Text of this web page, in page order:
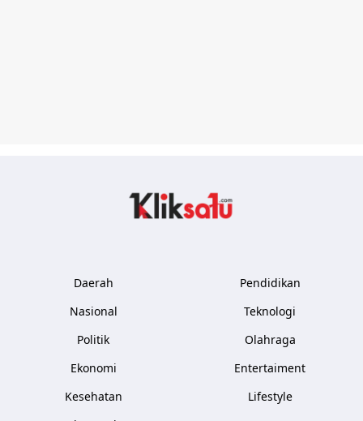
Daerah
Nasional
Politik
Ekonomi
Kesehatan
Pendidikan
Teknologi
Olahraga
Entertaiment
Lifestyle